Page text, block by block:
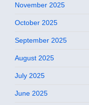
November 2025
October 2025
September 2025
August 2025
July 2025
June 2025